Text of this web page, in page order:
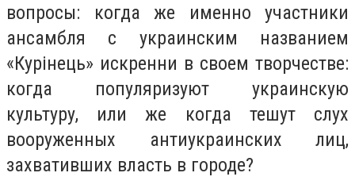
вопросы: когда же именно участники
ансамбля с украинским названием
«Курінець» искренни в своем творчестве:
когда популяризуют украинскую
культуру, или же когда тешут слух
вооруженных антиукраинских лиц,
захвативших власть в городе?